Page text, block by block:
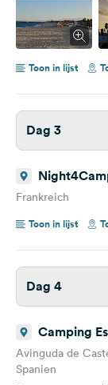
Toon in lijst
Dag 3
Frankreich
Toon in lijst
Dag 4
Camping
Avinguda de
Spanien